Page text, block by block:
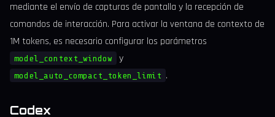
mediante el envío de capturas de pantalla y la recepción de
comandos de interacción. Para activar la ventana de contexto de
1M tokens, es necesario configurar los parámetros
model_context_window y
model_auto_compact_token_limit .
Codex